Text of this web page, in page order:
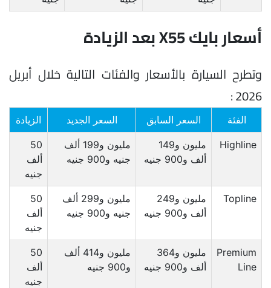
أسعار بايك X55 بعد الزيادة
وتطرح السيارة بالأسعار والفئات التالية خلال أبريل
2026 :
الفئة السعر السابق السعر الجديد الزيادة
Highline
مليون و149
ألف و900 جنيه
مليون و199 ألف
جنيه و900 جنيه
50
ألف
جنيه
Topline
مليون و249
ألف و900 جنيه
مليون و299 ألف
جنيه و900 جنيه
50
ألف
جنيه
Premium
Line
مليون و364
ألف و900 جنيه
مليون و414 ألف
و900 جنيه
50
ألف
جنيه